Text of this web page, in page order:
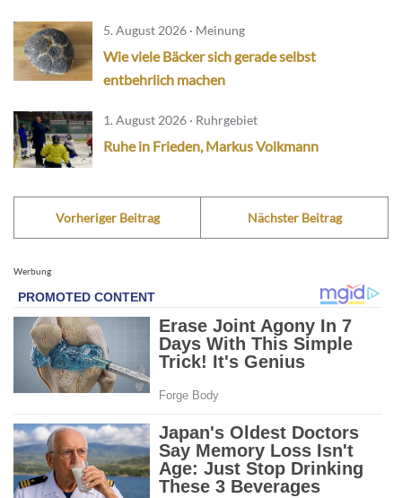
5. August 2026 · Meinung
Wie viele Bäcker sich gerade selbst
entbehrlich machen
1. August 2026 · Ruhrgebiet
Ruhe in Frieden, Markus Volkmann
Vorheriger Beitrag Nächster Beitrag
Werbung